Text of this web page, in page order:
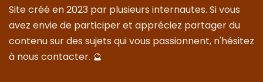
Site créé en 2023 par plusieurs internautes. Si vous
avez envie de participer et appréciez partager du
contenu sur des sujets qui vous passionnent, n'hésitez
à nouscontacter. 🔮